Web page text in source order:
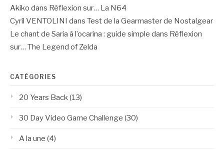
Akiko dans Réflexion sur… La N64
Cyril VENTOLINI dans Test de la Gearmaster de Nostalgear
Le chant de Saria à l’ocarina : guide simple dans Réflexion
sur… The Legend of Zelda
CATÉGORIES
20 Years Back(13)
30 Day Video Game Challenge (30)
A la une (4)